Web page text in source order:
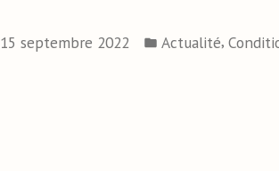
15 septembre 2022 Actualité,